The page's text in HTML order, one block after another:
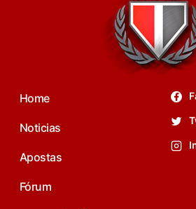
Home
Noticias
Apostas
Fórum